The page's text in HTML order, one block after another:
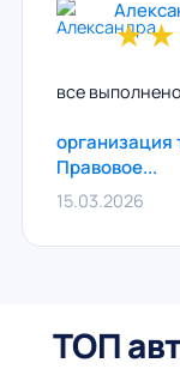
★★
все
организация
Правовое...
15.03.2026
ТОП